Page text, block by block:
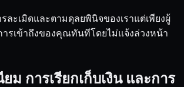
ละเมิดและตามดุลยพินิจของเราแต่เพียงผู้
ารเข้าถึงของคุณทันทีโดยไม่แจ้งล่วงหน้า
ม การเรียกเก็บเงิน และการ